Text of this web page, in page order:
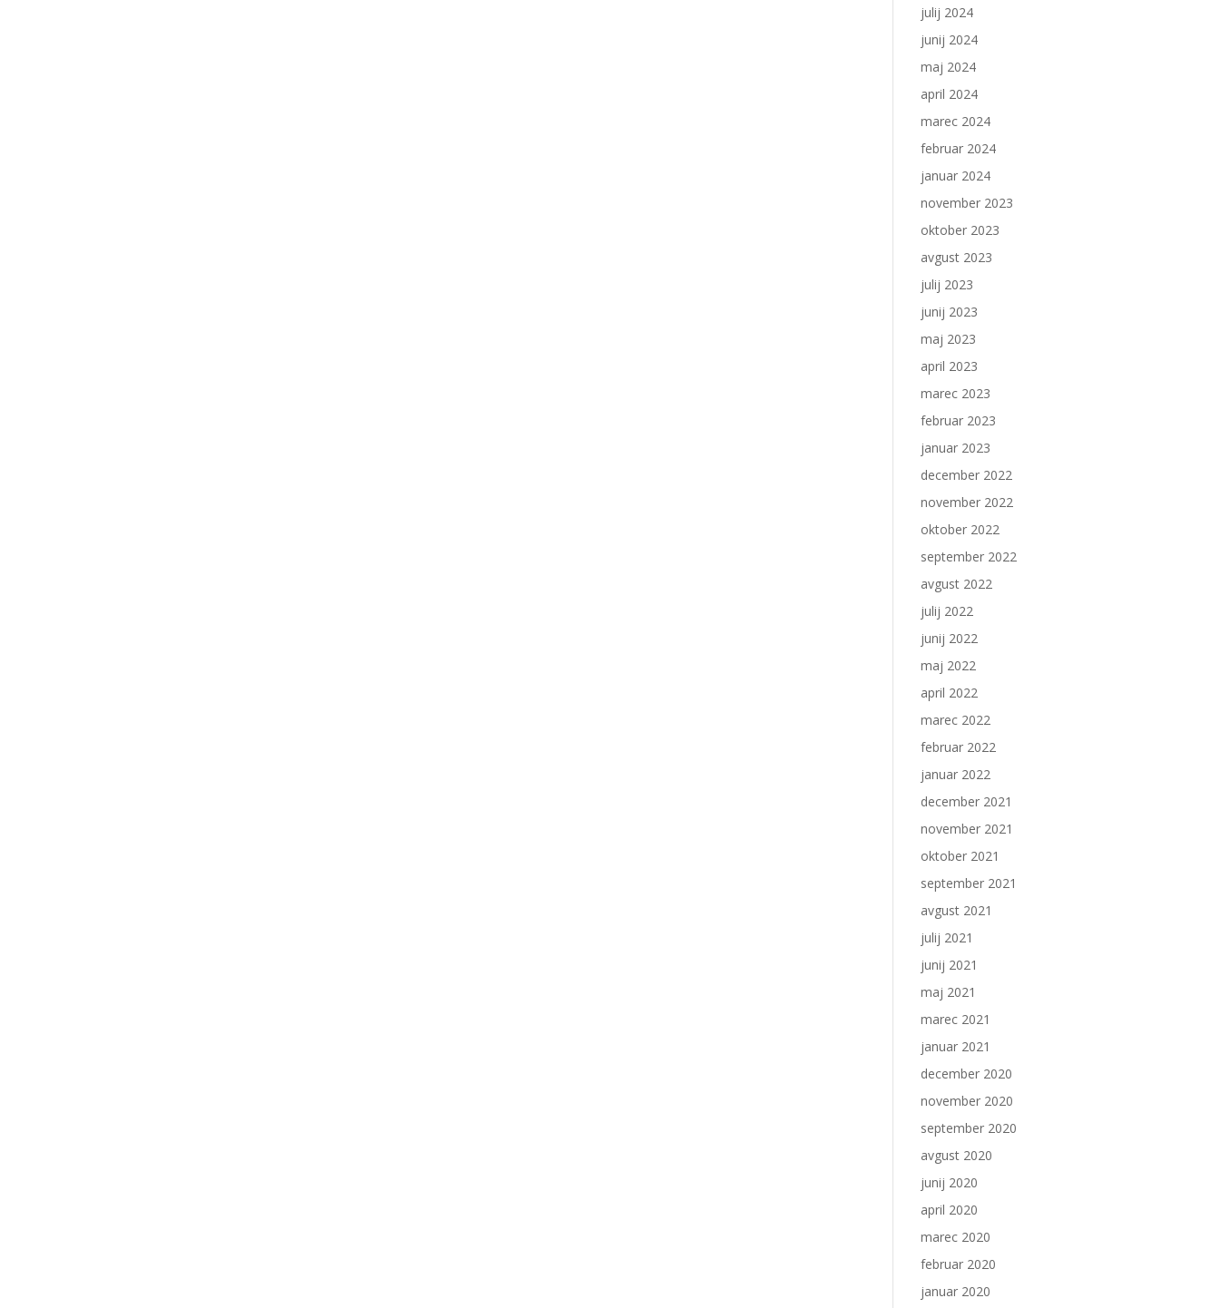
julij 2024
junij 2024
maj 2024
april 2024
marec 2024
februar 2024
januar 2024
november 2023
oktober 2023
avgust 2023
julij 2023
junij 2023
maj 2023
april 2023
marec 2023
februar 2023
januar 2023
december 2022
november 2022
oktober 2022
september 2022
avgust 2022
julij 2022
junij 2022
maj 2022
april 2022
marec 2022
februar 2022
januar 2022
december 2021
november 2021
oktober 2021
september 2021
avgust 2021
julij 2021
junij 2021
maj 2021
marec 2021
januar 2021
december 2020
november 2020
september 2020
avgust 2020
junij 2020
april 2020
marec 2020
februar 2020
januar 2020